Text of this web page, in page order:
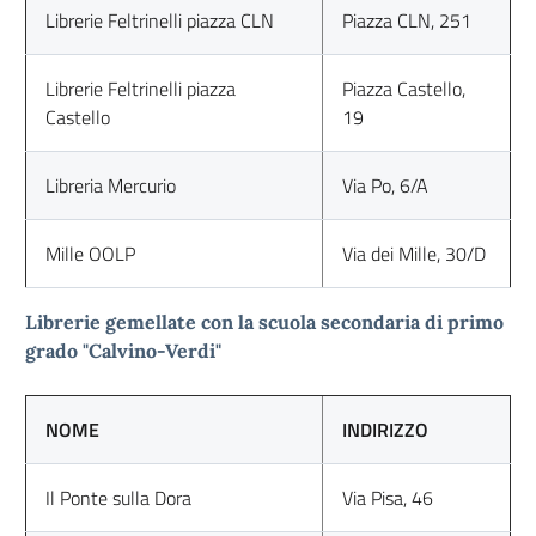
Librerie Feltrinelli piazza CLN Piazza CLN, 251
Librerie Feltrinelli piazza
Castello
Piazza Castello,
19
Libreria Mercurio Via Po, 6/A
Mille OOLP Via dei Mille, 30/D
Librerie gemellate con la scuola secondaria di primo
grado "Calvino-Verdi"
NOME INDIRIZZO
Il Ponte sulla Dora Via Pisa, 46